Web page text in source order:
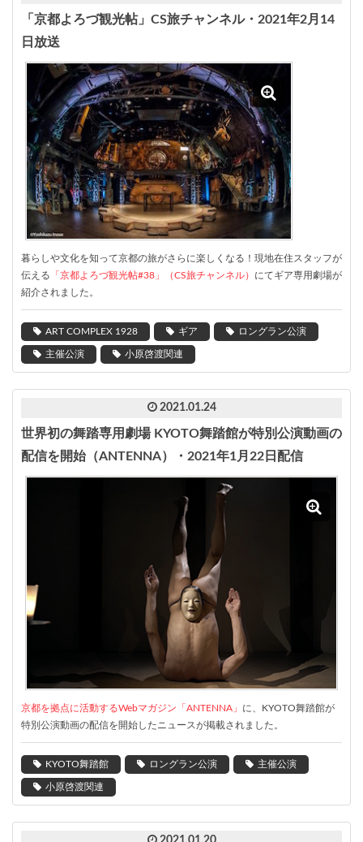
「京都よろづ観光帖」CS旅チャンネル・2021年2月14
日放送
暮らしや文化を知って京都の旅がさらに楽しくなる！現地在住スタッフが
伝える 「京都よろづ観光帖#38」（CS旅チャンネル） にてギア専用劇場が
紹介されました。
ART COMPLEX 1928 ギア ロングラン公演
主催公演 小原啓渡関連
2021.01.24
世界初の舞踏専用劇場 KYOTO舞踏館が特別公演動画の
配信を開始（ANTENNA）・2021年1月22日配信
京都を拠点に活動するWebマガジン「ANTENNA」 に、KYOTO舞踏館が
特別公演動画の配信を開始したニュースが掲載されました。
KYOTO舞踏館 ロングラン公演 主催公演
小原啓渡関連